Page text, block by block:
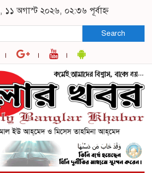
১১ অগাস্ট ২০২৬, ০২:৩৬ পূর্বাহ্ন
Search